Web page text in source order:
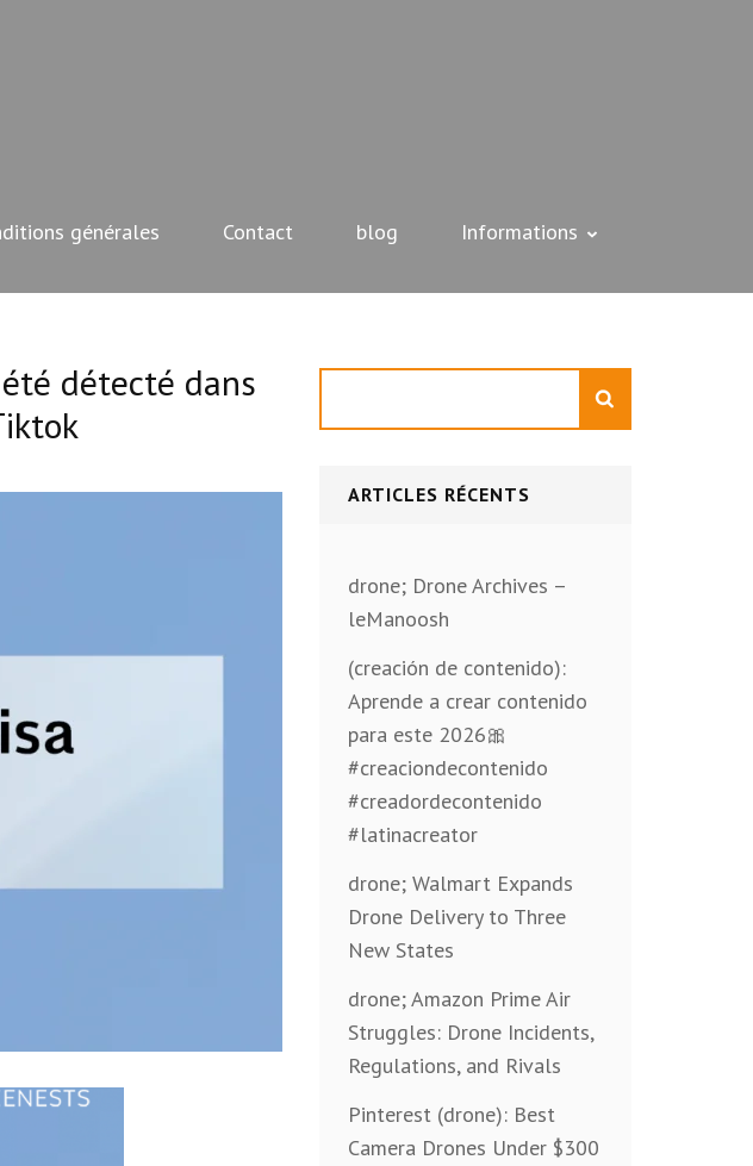
générales Contact blog Informations
détecté dans
ARTICLES RÉCENTS
drone; Drone Archives –
leManoosh
(creación de contenido):
Aprende a crear contenido
para este 2026🎀
#creaciondecontenido
#creadordecontenido
#latinacreator
drone; Walmart Expands
Drone Delivery to Three
New States
drone; Amazon Prime Air
Struggles: Drone Incidents,
Regulations, and Rivals
Pinterest (drone): Best
Camera Drones Under $300